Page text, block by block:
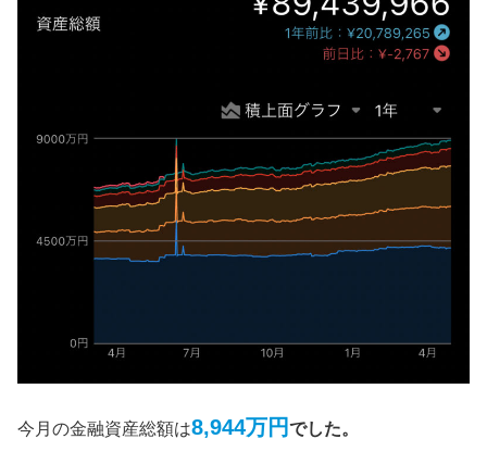
今月の金融資産総額は8,944万円でした。